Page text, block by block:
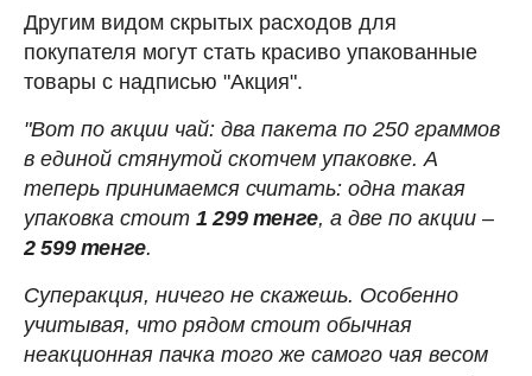
Другим видом скрытых расходов для
покупателя могут стать красиво упакованные
товары с надписью "Акция".
"Вот по акции чай: два пакета по 250 граммов
в единой стянутой скотчем упаковке. А
теперь принимаемся считать: одна такая
упаковка стоит 1 299 тенге, а две по акции –
2 599 тенге.
Суперакция, ничего не скажешь. Особенно
учитывая, что рядом стоит обычная
неакционная пачка того же самого чая весом